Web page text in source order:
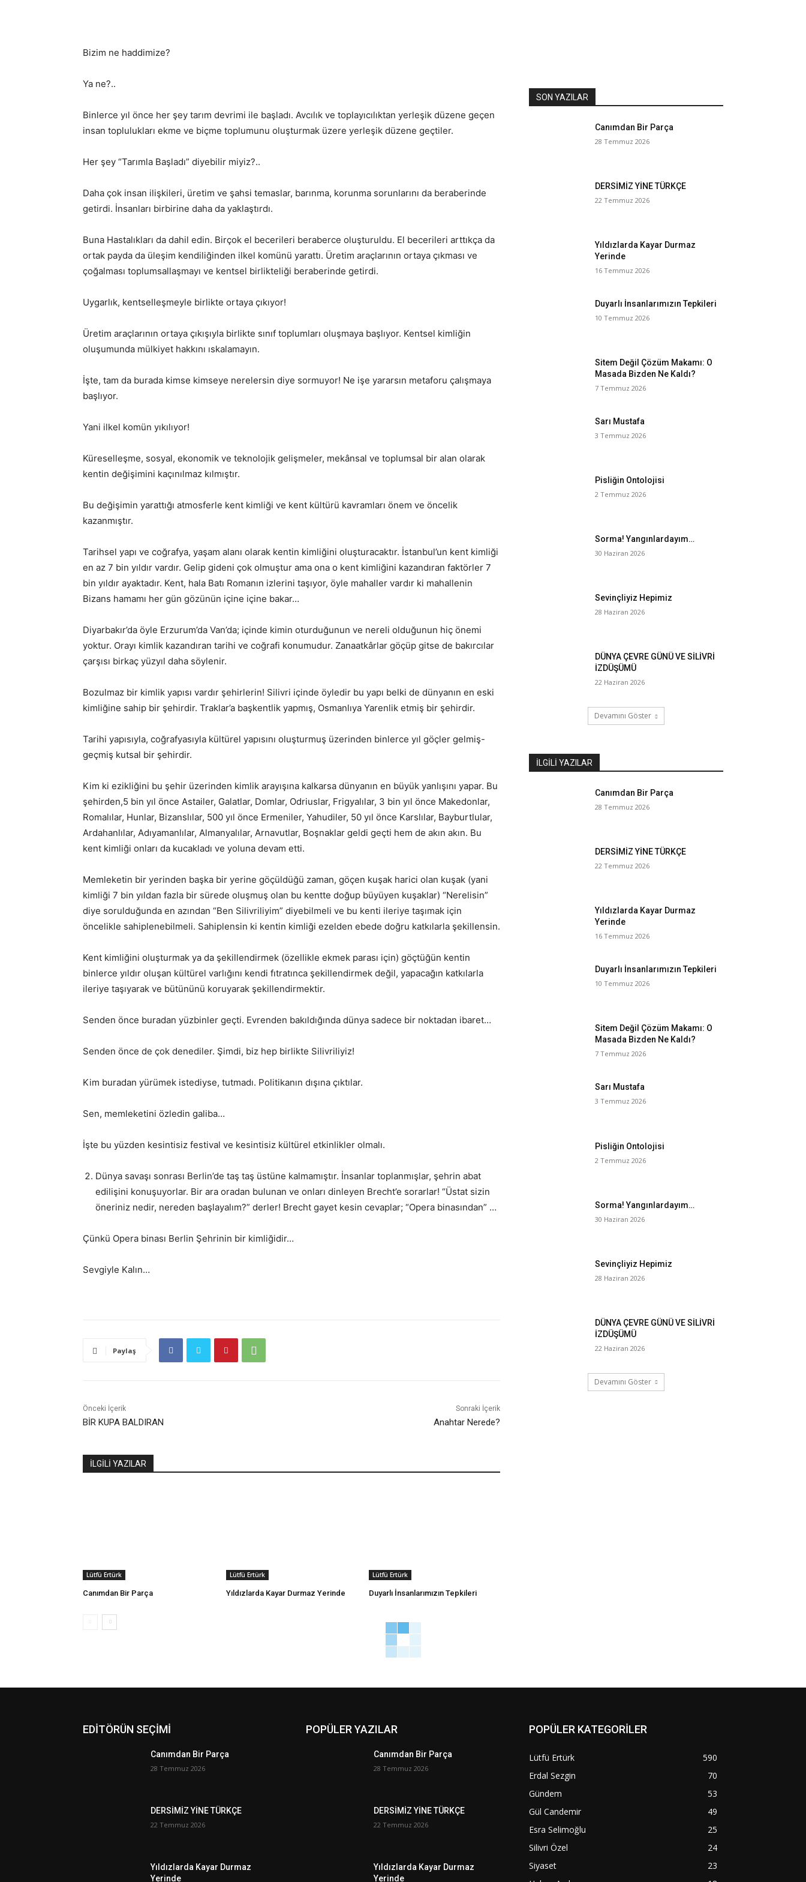
Bizim ne haddimize?
Ya ne?..
Binlerce yıl önce her şey tarım devrimi ile başladı. Avcılık ve toplayıcılıktan yerleşik düzene geçen
insan toplulukları ekme ve biçme toplumunu oluşturmak üzere yerleşik düzene geçtiler.
Her şey “Tarımla Başladı” diyebilir miyiz?..
Daha çok insan ilişkileri, üretim ve şahsi temaslar, barınma, korunma sorunlarını da beraberinde
getirdi. İnsanları birbirine daha da yaklaştırdı.
Buna Hastalıkları da dahil edin. Birçok el becerileri beraberce oluşturuldu. El becerileri arttıkça da
ortak payda da üleşim kendiliğinden ilkel komünü yarattı. Üretim araçlarının ortaya çıkması ve
çoğalması toplumsallaşmayı ve kentsel birlikteliği beraberinde getirdi.
Uygarlık, kentselleşmeyle birlikte ortaya çıkıyor!
Üretim araçlarının ortaya çıkışıyla birlikte sınıf toplumları oluşmaya başlıyor. Kentsel kimliğin
oluşumunda mülkiyet hakkını ıskalamayın.
İşte, tam da burada kimse kimseye nerelersin diye sormuyor! Ne işe yararsın metaforu çalışmaya
başlıyor.
Yani ilkel komün yıkılıyor!
Küreselleşme, sosyal, ekonomik ve teknolojik gelişmeler, mekânsal ve toplumsal bir alan olarak
kentin değişimini kaçınılmaz kılmıştır.
Bu değişimin yarattığı atmosferle kent kimliği ve kent kültürü kavramları önem ve öncelik
kazanmıştır.
Tarihsel yapı ve coğrafya, yaşam alanı olarak kentin kimliğini oluşturacaktır. İstanbul’un kent kimliği
en az 7 bin yıldır vardır. Gelip gideni çok olmuştur ama ona o kent kimliğini kazandıran faktörler 7
bin yıldır ayaktadır. Kent, hala Batı Romanın izlerini taşıyor, öyle mahaller vardır ki mahallenin
Bizans hamamı her gün gözünün içine içine bakar…
Diyarbakır’da öyle Erzurum’da Van’da; içinde kimin oturduğunun ve nereli olduğunun hiç önemi
yoktur. Orayı kimlik kazandıran tarihi ve coğrafi konumudur. Zanaatkârlar göçüp gitse de bakırcılar
çarşısı birkaç yüzyıl daha söylenir.
Bozulmaz bir kimlik yapısı vardır şehirlerin! Silivri içinde öyledir bu yapı belki de dünyanın en eski
kimliğine sahip bir şehirdir. Traklar’a başkentlik yapmış, Osmanlıya Yarenlik etmiş bir şehirdir.
Tarihi yapısıyla, coğrafyasıyla kültürel yapısını oluşturmuş üzerinden binlerce yıl göçler gelmiş-
geçmiş kutsal bir şehirdir.
Kim ki ezikliğini bu şehir üzerinden kimlik arayışına kalkarsa dünyanın en büyük yanlışını yapar. Bu
şehirden,5 bin yıl önce Astailer, Galatlar, Domlar, Odriuslar, Frigyalılar, 3 bin yıl önce Makedonlar,
Romalılar, Hunlar, Bizanslılar, 500 yıl önce Ermeniler, Yahudiler, 50 yıl önce Karslılar, Bayburtlular,
Ardahanlılar, Adıyamanlılar, Almanyalılar, Arnavutlar, Boşnaklar geldi geçti hem de akın akın. Bu
kent kimliği onları da kucakladı ve yoluna devam etti.
Memleketin bir yerinden başka bir yerine göçüldüğü zaman, göçen kuşak harici olan kuşak (yani
kimliği 7 bin yıldan fazla bir sürede oluşmuş olan bu kentte doğup büyüyen kuşaklar) “Nerelisin”
diye sorulduğunda en azından “Ben Silivriliyim” diyebilmeli ve bu kenti ileriye taşımak için
öncelikle sahiplenebilmeli. Sahiplensin ki kentin kimliği ezelden ebede doğru katkılarla şekillensin.
Kent kimliğini oluşturmak ya da şekillendirmek (özellikle ekmek parası için) göçtüğün kentin
binlerce yıldır oluşan kültürel varlığını kendi fıtratınca şekillendirmek değil, yapacağın katkılarla
ileriye taşıyarak ve bütününü koruyarak şekillendirmektir.
Senden önce buradan yüzbinler geçti. Evrenden bakıldığında dünya sadece bir noktadan ibaret…
Senden önce de çok denediler. Şimdi, biz hep birlikte Silivriliyiz!
Kim buradan yürümek istediyse, tutmadı. Politikanın dışına çıktılar.
Sen, memleketini özledin galiba…
İşte bu yüzden kesintisiz festival ve kesintisiz kültürel etkinlikler olmalı.
Dünya savaşı sonrası Berlin’de taş taş üstüne kalmamıştır. İnsanlar toplanmışlar, şehrin abat
edilişini konuşuyorlar. Bir ara oradan bulunan ve onları dinleyen Brecht’e sorarlar! “Üstat sizin
öneriniz nedir, nereden başlayalım?” derler! Brecht gayet kesin cevaplar; “Opera binasından” …
Çünkü Opera binası Berlin Şehrinin bir kimliğidir…
Sevgiyle Kalın…
Paylaş
Önceki İçerik
BİR KUPA BALDIRAN
Sonraki İçerik
Anahtar Nerede?
İLGİLİ YAZILAR
Lütfü Ertürk
Canımdan Bir Parça
Lütfü Ertürk
Yıldızlarda Kayar Durmaz Yerinde
Lütfü Ertürk
Duyarlı İnsanlarımızın Tepkileri
SON YAZILAR
Canımdan Bir Parça
28 Temmuz 2026
DERSİMİZ YİNE TÜRKÇE
22 Temmuz 2026
Yıldızlarda Kayar Durmaz
Yerinde
16 Temmuz 2026
Duyarlı İnsanlarımızın Tepkileri
10 Temmuz 2026
Sitem Değil Çözüm Makamı: O
Masada Bizden Ne Kaldı?
7 Temmuz 2026
Sarı Mustafa
3 Temmuz 2026
Pisliğin Ontolojisi
2 Temmuz 2026
Sorma! Yangınlardayım…
30 Haziran 2026
Sevinçliyiz Hepimiz
28 Haziran 2026
DÜNYA ÇEVRE GÜNÜ VE SİLİVRİ
İZDÜŞÜMÜ
22 Haziran 2026
Devamını Göster
İLGILI YAZILAR
Canımdan Bir Parça
28 Temmuz 2026
DERSİMİZ YİNE TÜRKÇE
22 Temmuz 2026
Yıldızlarda Kayar Durmaz
Yerinde
16 Temmuz 2026
Duyarlı İnsanlarımızın Tepkileri
10 Temmuz 2026
Sitem Değil Çözüm Makamı: O
Masada Bizden Ne Kaldı?
7 Temmuz 2026
Sarı Mustafa
3 Temmuz 2026
Pisliğin Ontolojisi
2 Temmuz 2026
Sorma! Yangınlardayım…
30 Haziran 2026
Sevinçliyiz Hepimiz
28 Haziran 2026
DÜNYA ÇEVRE GÜNÜ VE SİLİVRİ
İZDÜŞÜMÜ
22 Haziran 2026
Devamını Göster
EDİTÖRÜN SEÇİMİ
Canımdan Bir Parça
28 Temmuz 2026
DERSİMİZ YİNE TÜRKÇE
22 Temmuz 2026
Yıldızlarda Kayar Durmaz
Yerinde
POPÜLER YAZILAR
Canımdan Bir Parça
28 Temmuz 2026
DERSİMİZ YİNE TÜRKÇE
22 Temmuz 2026
Yıldızlarda Kayar Durmaz
Yerinde
POPÜLER KATEGORİLER
Lütfü Ertürk
590
Erdal Sezgin
70
Gündem
53
Gül Candemir
49
Esra Selimoğlu
25
Silivri Özel
24
Siyaset
23